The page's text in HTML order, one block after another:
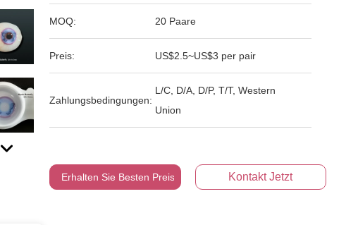
MOQ: 20 Paare
Preis: US$2.5~US$3 per pair
Zahlungsbedingungen:
L/C, D/A, D/P, T/T, Western
Union
Erhalten Sie Besten Preis Kontakt Jetzt